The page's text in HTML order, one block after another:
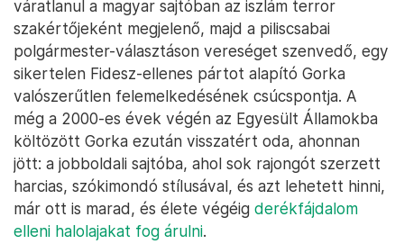
váratlanul a magyar sajtóban az iszlám terror
szakértőjeként megjelenő, majd a piliscsabai
polgármester-választáson vereséget szenvedő, egy
sikertelen Fidesz-ellenes pártot alapító Gorka
valószerűtlen felemelkedésének csúcspontja. A
még a 2000-es évek végén az Egyesült Államokba
költözött Gorka ezután visszatért oda, ahonnan
jött: a jobboldali sajtóba, ahol sok rajongót szerzett
harcias, szókimondó stílusával, és azt lehetett hinni,
már ott is marad, és élete végéig derékfájdalom
elleni halolajakat fog árulni.